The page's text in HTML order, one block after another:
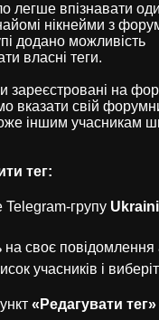
легше впізнавати
нікнейми з
додано можливість
власні теги.
зареєстровані на
вказати свій
іншим учасникам
тег:
Telegram-групу
на своє повідомлення
учасників і
«Редагувати тег»